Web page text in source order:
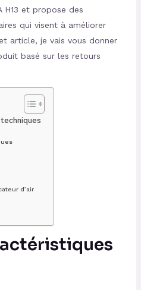
H13 et propose des
qui visent à améliorer
article, je vais vous donner
basé sur les retours
d’air